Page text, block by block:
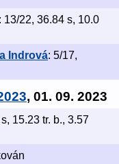
: 13/22, 36.84 s, 10.0
Indrová: 5/17,
, 01. 09. 2023
15.23 tr. b., 3.57